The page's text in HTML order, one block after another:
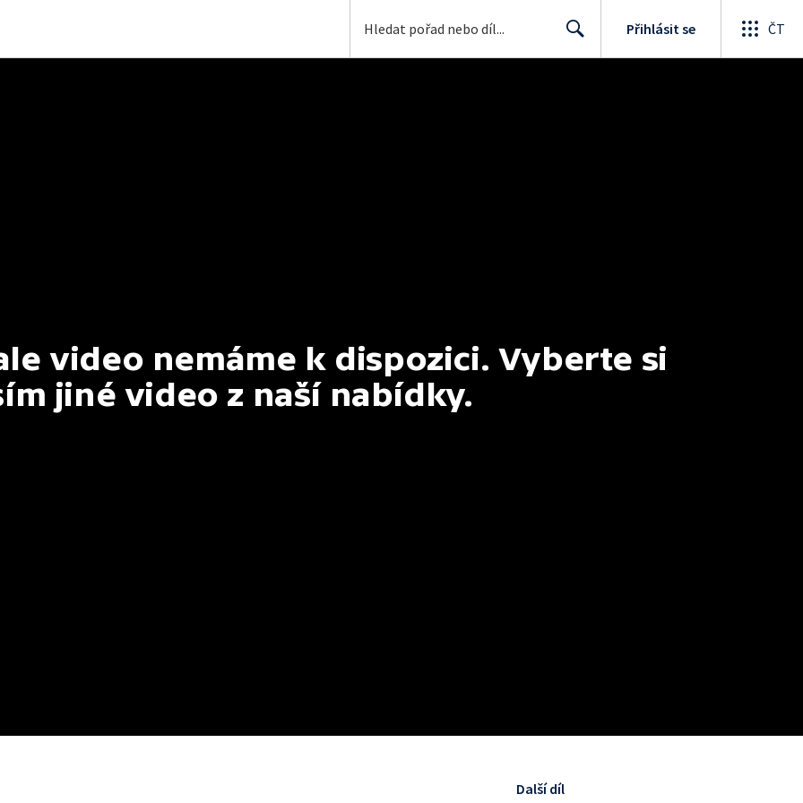
Přihlásit se ČT
video nemáme k dispozici. Vyberte si
jiné video z naší nabídky.
Další díl